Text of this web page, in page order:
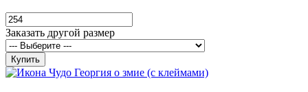
Заказать другой размер
Купить